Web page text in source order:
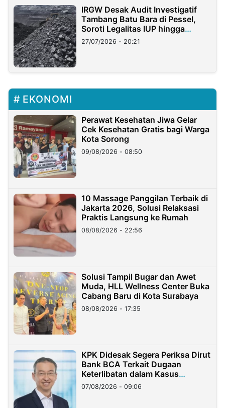
IRGW Desak Audit Investigatif
Tambang Batu Bara di Pessel,
Soroti Legalitas IUP hingga
Stockpile
27/07/2026 - 20:21
EKONOMI
Perawat Kesehatan Jiwa Gelar
Cek Kesehatan Gratis bagi Warga
Kota Sorong
09/08/2026 - 08:50
10 Massage Panggilan Terbaik di
Jakarta 2026, Solusi Relaksasi
Praktis Langsung ke Rumah
08/08/2026 - 22:56
Solusi Tampil Bugar dan Awet
Muda, HLL Wellness Center Buka
Cabang Baru di Kota Surabaya
08/08/2026 - 17:35
KPK Didesak Segera Periksa Dirut
Bank BCA Terkait Dugaan
Keterlibatan dalam Kasus
Hilangnya Dana Nasabah Rp2,58
Miliar
07/08/2026 - 09:06